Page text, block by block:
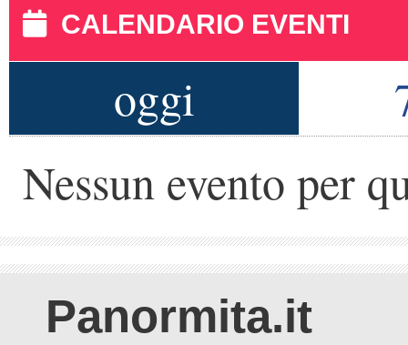
CALENDARIO EVENTI
oggi
Nessun evento per
Panormita.it